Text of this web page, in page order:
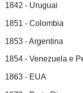
1842 - Uruguai
1851 - Colombia
1853 - Argentina
1854 - Venezuela e
1863 - EUA